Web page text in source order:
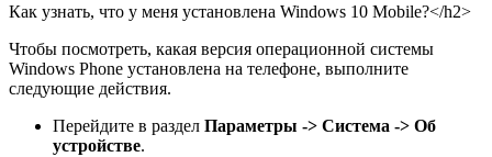
Как узнать, что у меня установлена Windows 10 Mobile?</h2>
Чтобы посмотреть, какая версия операционной системы
Windows Phone установлена на телефоне, выполните
следующие действия.
Перейдите в раздел Параметры -> Система -> Об
устройстве.